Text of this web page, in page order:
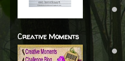
Creative Moments